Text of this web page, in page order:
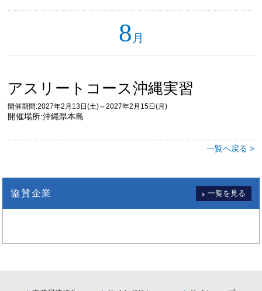
8 月
アスリートコース沖縄実習
開催期間:2027年2月13日(土)～2027年2月15日(月)
開催場所:沖縄県本島
一覧へ戻る >
協賛企業 一覧を見る